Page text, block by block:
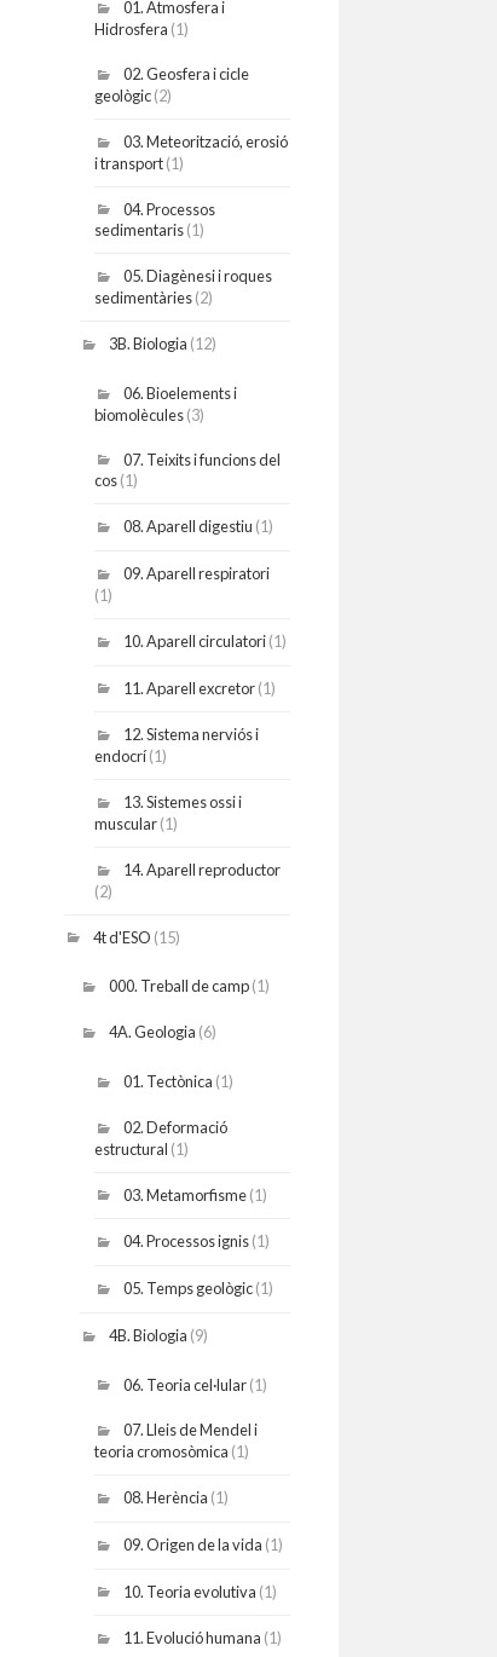
01. Atmosfera i
Hidrosfera (1)
02. Geosfera i cicle
geològic(2)
03. Meteorització, erosió
i transport(1)
04. Processos
sedimentaris(1)
05. Diagènesi i roques
sedimentàries(2)
3B. Biologia (12)
06. Bioelements i
biomolècules(3)
07. Teixits i funcions del
cos(1)
08. Aparell digestiu (1)
09. Aparell respiratori
(1)
10. Aparell circulatori(1)
11. Aparell excretor(1)
12. Sistema nerviós i
endocrí(1)
13. Sistemes ossi i
muscular(1)
14. Aparell reproductor
(2)
4t d'ESO (15)
000. Treball de camp(1)
4A. Geologia (6)
01. Tectònica (1)
02. Deformació
estructural (1)
03. Metamorfisme(1)
04. Processos ignis(1)
05. Temps geològic(1)
4B. Biologia (9)
06. Teoria cel·lular(1)
07. Lleis de Mendel i
teoria cromosòmica (1)
08. Herència (1)
09. Origen de la vida (1)
10. Teoria evolutiva (1)
11. Evolució humana (1)